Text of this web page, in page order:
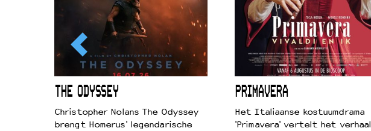
THE ODYSSEY
Christopher Nolans The Odyssey
brengt Homerus' legendarische
PRIMAVERA
Het Italiaanse kostuumdrama
'Primavera' vertelt het verhaal